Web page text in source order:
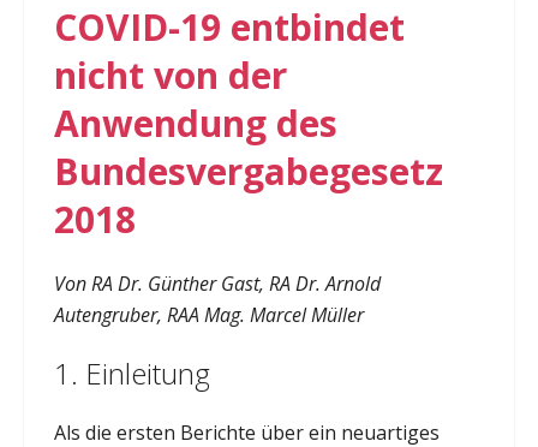
COVID-19 entbindet
nicht von der
Anwendung des
Bundesvergabegesetz
2018
Von RA Dr. Günther Gast, RA Dr. Arnold
Autengruber, RAA Mag. Marcel Müller
1. Einleitung
Als die ersten Berichte über ein neuartiges